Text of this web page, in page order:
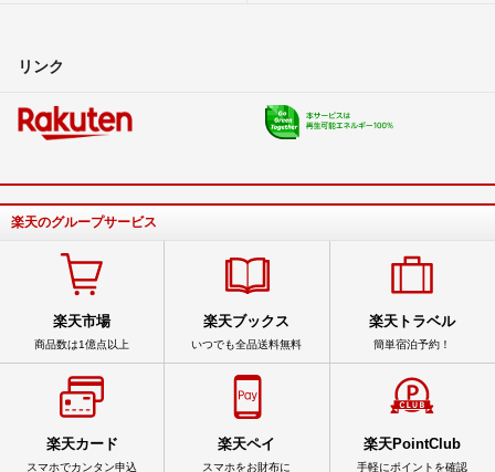
リンク
楽天のグループサービス
楽天市場
商品数は1億点以上
楽天ブックス
いつでも全品送料無料
楽天トラベル
簡単宿泊予約！
楽天カード
スマホでカンタン申込
楽天ペイ
スマホをお財布に
楽天PointClub
手軽にポイントを確認